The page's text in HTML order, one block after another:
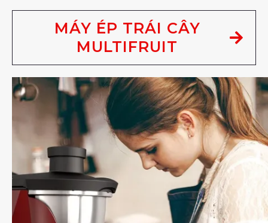
MÁY ÉP TRÁI CÂY
MULTIFRUIT